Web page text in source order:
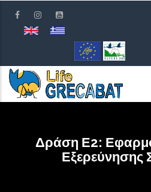
προς
περιεχόμενο
Δράση Ε2:
Εξερεύνησης